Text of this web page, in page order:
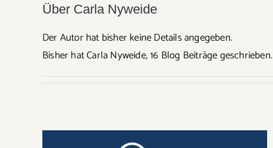
Über Carla Nyweide
Der Autor hat bisher keine Details angegeben.
Bisher hat Carla Nyweide, 16 Blog Beiträge geschrieben.